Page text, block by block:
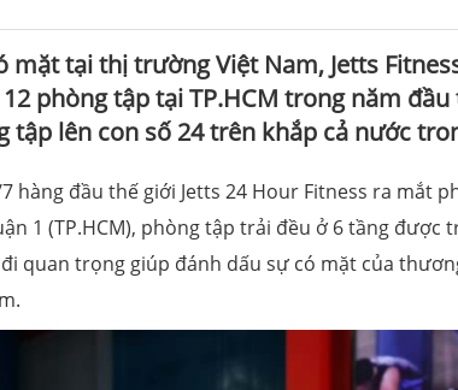
mặt tại thị trường Việt Nam, Jetts
phòng tập tại TP.HCM trong năm
lên con số 24 trên khắp cả nước
hàng đầu thế giới Jetts 24 Hour Fitness ra mắt
1 (TP.HCM), phòng tập trải đều ở 6 tầng được
quan trọng giúp đánh dấu sự có mặt của